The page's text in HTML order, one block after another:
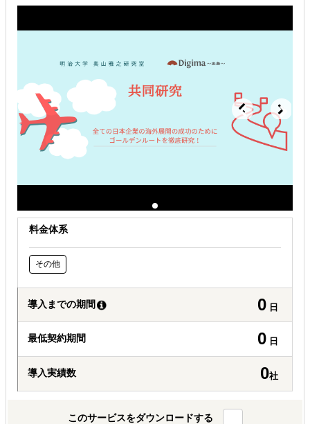
どの国に進出するべきか決めたい
自社商材に最適な販売方法を知りたい
自社商材の現地でのニーズを知りたい
料金体系
その他
導入までの期間 0 日
最低契約期間 0 日
導入実績数 0社
このサービスをダウンロードする